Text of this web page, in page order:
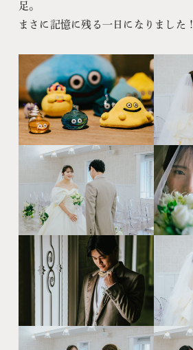
足。
まさに記憶に残る一日になりました！